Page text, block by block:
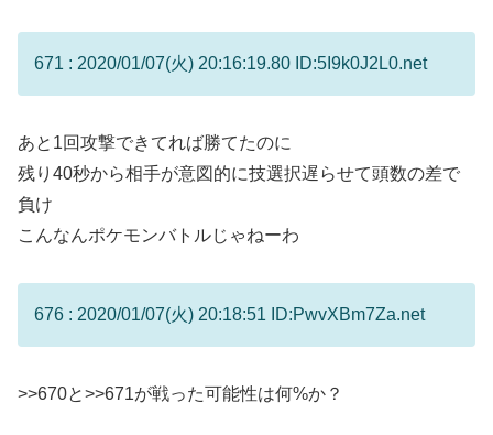
671 : 2020/01/07(火) 20:16:19.80 ID:5I9k0J2L0.net
あと1回攻撃できてれば勝てたのに
残り40秒から相手が意図的に技選択遅らせて頭数の差で
負け
こんなんポケモンバトルじゃねーわ
676 : 2020/01/07(火) 20:18:51 ID:PwvXBm7Za.net
>>670と>>671が戦った可能性は何%か？